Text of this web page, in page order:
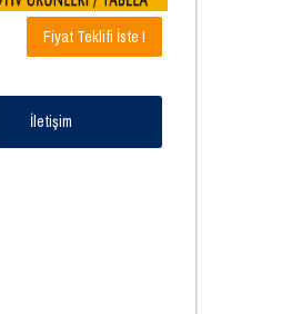
Fiyat Teklifi İste !
İletişim